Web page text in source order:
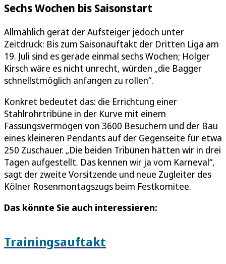
Sechs Wochen bis Saisonstart
Allmählich gerät der Aufsteiger jedoch unter
Zeitdruck: Bis zum Saisonauftakt der Dritten Liga am
19. Juli sind es gerade einmal sechs Wochen; Holger
Kirsch wäre es nicht unrecht, würden „die Bagger
schnellstmöglich anfangen zu rollen“.
Konkret bedeutet das: die Errichtung einer
Stahlrohrtribüne in der Kurve mit einem
Fassungsvermögen von 3600 Besuchern und der Bau
eines kleineren Pendants auf der Gegenseite für etwa
250 Zuschauer. „Die beiden Tribünen hätten wir in drei
Tagen aufgestellt. Das kennen wir ja vom Karneval“,
sagt der zweite Vorsitzende und neue Zugleiter des
Kölner Rosenmontagszugs beim Festkomitee.
Das könnte Sie auch interessieren:
Trainingsauftakt